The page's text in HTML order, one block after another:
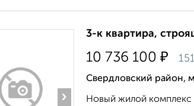
›
3-к квартира,
10 736 100 ₽
Свердловский район,
Новый жилой комплекс